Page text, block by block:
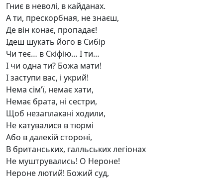
Гниє в неволі, в кайданах.
А ти, прескорбная, не знаєш,
Де він конає, пропадає!
Ідеш шукать його в Сибір
Чи теє… в Скіфію… І ти…
І чи одна ти? Божа мати!
І заступи вас, і укрий!
Нема сім’ї, немає хати,
Немає брата, ні сестри,
Щоб незаплакані ходили,
Не катувалися в тюрмі
Або в далекій стороні,
В британських, галльських легіонах
Не муштрувались! О Нероне!
Нероне лютий! Божий суд,